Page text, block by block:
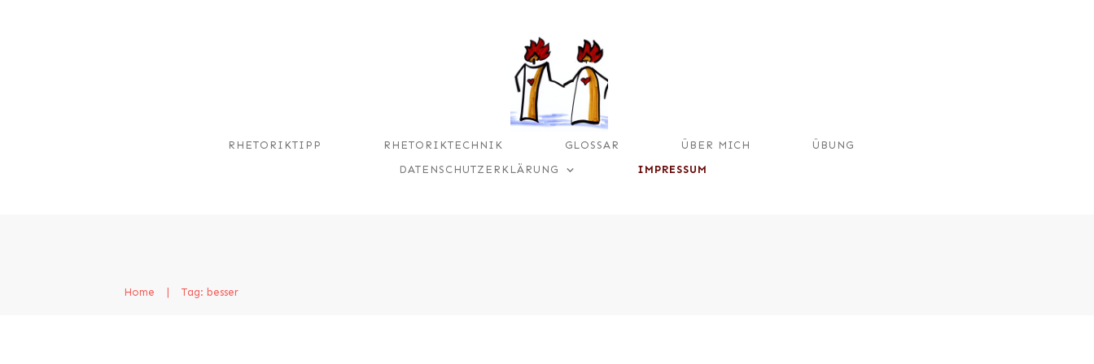
RHETORIKTIPP RHETORIKTECHNIK GLOSSAR ÜBER MICH
ÜBUNG
DATENSCHUTZERKLÄRUNG
IMPRESSUM
Home Tag: besser